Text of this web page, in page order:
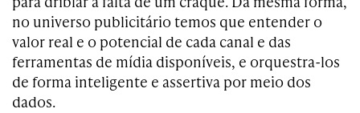
no universo publicitário temos que entender o
valor real e o potencial de cada canal e das
ferramentas de mídia disponíveis, e orquestra-los
de forma inteligente e assertiva por meio dos
dados.